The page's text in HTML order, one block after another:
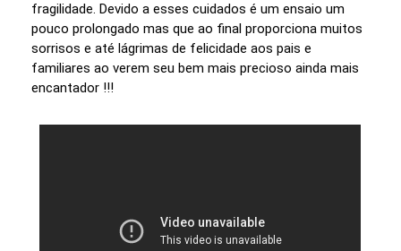
fragilidade. Devido a esses cuidados é um ensaio um
pouco prolongado mas que ao final proporciona muitos
sorrisos e até lágrimas de felicidade aos pais e
familiares ao verem seu bem mais precioso ainda mais
encantador !!!